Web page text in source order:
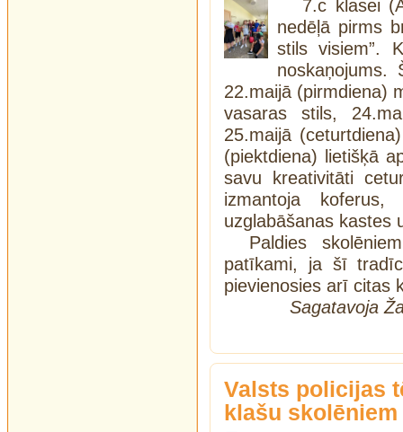
7.c klasei
nedēļā pirms
stils visiem”.
noskaņojums.
22.maijā (pirmdiena)
vasaras stils,
25.maijā
(piektdiena) lietišķā
savu kreativitāti
izmantoja
uzglabāšanas kastes
Paldies
patīkami, ja šī
pievienosies arī citas
Sagatavoja
Valsts policijas
klašu skolēniem